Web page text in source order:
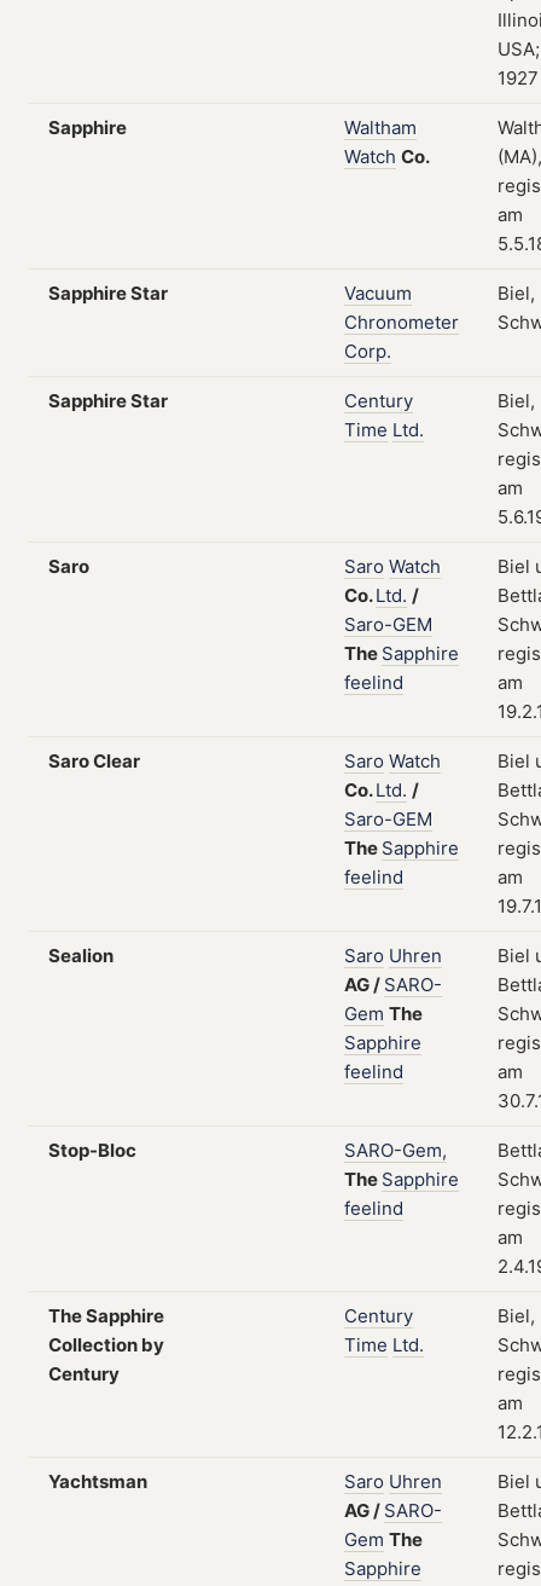
1927
Sapphire
Waltham
Watch Co.
am
Sapphire Star
Vacuum
Chronometer
Corp.
Biel,
Sapphire Star
Century
Time Ltd.
Biel,
am
Saro Saro Watch
Co.Ltd. /
Saro-GEM
The Sapphire
feelind
Biel
am
Saro Clear Saro Watch
Co.Ltd. /
Saro-GEM
The Sapphire
feelind
Biel
am
Sealion Saro Uhren
AG/ SARO-
Gem The
Sapphire
feelind
Biel
am
Stop-Bloc
SARO-Gem,
The Sapphire
feelind
am
The Sapphire
Collection by
Century
Century
Time Ltd.
Biel,
am
Yachtsman Saro Uhren
AG/ SARO-
Gem The
Sapphire
Biel